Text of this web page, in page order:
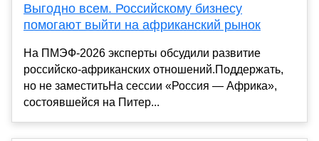
Выгодно всем. Российскому бизнесу
помогают выйти на африканский рынок
На ПМЭФ-2026 эксперты обсудили развитие
российско-африканских отношений.Поддержать,
но не заместитьНа сессии «Россия — Африка»,
состоявшейся на Питер...